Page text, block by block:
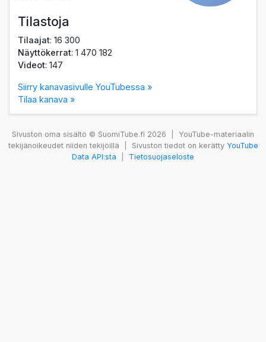
Tilastoja
Tilaajat: 16 300
Näyttökerrat: 1 470 182
Videot: 147
Siirry kanavasivulle YouTubessa »
Tilaa kanava »
Sivuston oma sisältö © SuomiTube.fi 2026
YouTube-materiaalin
tekijänoikeudet niiden tekijöillä
Sivuston tiedot on kerätty YouTube
Data API:sta
Tietosuojaseloste